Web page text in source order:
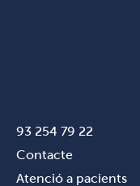
93 254 79 22
Contacte
Atenció a pacients